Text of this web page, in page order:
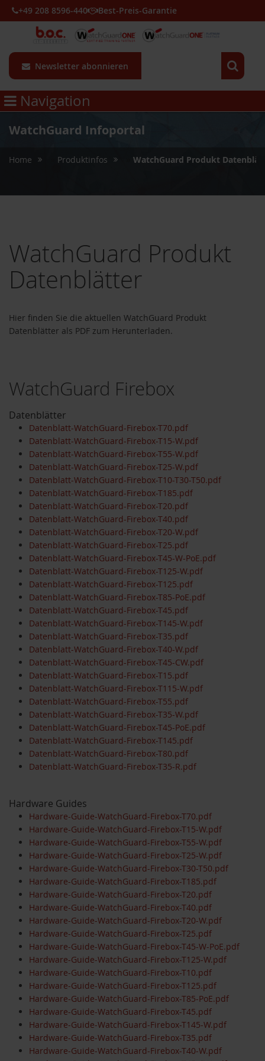
Newsletter abonnieren
+49 208 8596-440 Best-Preis-Garantie
Navigation
WatchGuard Infoportal
Home Produktinfos WatchGuard Produkt
WatchGuard Produkt
Datenblätter
Hier finden Sie die aktuellen WatchGuard Produkt
Datenblätter als PDF zum Herunterladen.
WatchGuard Firebox
Datenblätter
Datenblatt-WatchGuard-Firebox-T70.pdf
Datenblatt-WatchGuard-Firebox-T15-W.pdf
Datenblatt-WatchGuard-Firebox-T55-W.pdf
Datenblatt-WatchGuard-Firebox-T25-W.pdf
Datenblatt-WatchGuard-Firebox-T10-T30-T50.pdf
Datenblatt-WatchGuard-Firebox-T185.pdf
Datenblatt-WatchGuard-Firebox-T20.pdf
Datenblatt-WatchGuard-Firebox-T40.pdf
Datenblatt-WatchGuard-Firebox-T20-W.pdf
Datenblatt-WatchGuard-Firebox-T25.pdf
Datenblatt-WatchGuard-Firebox-T45-W-PoE.pdf
Datenblatt-WatchGuard-Firebox-T125-W.pdf
Datenblatt-WatchGuard-Firebox-T125.pdf
Datenblatt-WatchGuard-Firebox-T85-PoE.pdf
Datenblatt-WatchGuard-Firebox-T45.pdf
Datenblatt-WatchGuard-Firebox-T145-W.pdf
Datenblatt-WatchGuard-Firebox-T35.pdf
Datenblatt-WatchGuard-Firebox-T40-W.pdf
Datenblatt-WatchGuard-Firebox-T45-CW.pdf
Datenblatt-WatchGuard-Firebox-T15.pdf
Datenblatt-WatchGuard-Firebox-T115-W.pdf
Datenblatt-WatchGuard-Firebox-T55.pdf
Datenblatt-WatchGuard-Firebox-T35-W.pdf
Datenblatt-WatchGuard-Firebox-T45-PoE.pdf
Datenblatt-WatchGuard-Firebox-T145.pdf
Datenblatt-WatchGuard-Firebox-T80.pdf
Datenblatt-WatchGuard-Firebox-T35-R.pdf
Hardware Guides
Hardware-Guide-WatchGuard-Firebox-T70.pdf
Hardware-Guide-WatchGuard-Firebox-T15-W.pdf
Hardware-Guide-WatchGuard-Firebox-T55-W.pdf
Hardware-Guide-WatchGuard-Firebox-T25-W.pdf
Hardware-Guide-WatchGuard-Firebox-T30-T50.pdf
Hardware-Guide-WatchGuard-Firebox-T185.pdf
Hardware-Guide-WatchGuard-Firebox-T20.pdf
Hardware-Guide-WatchGuard-Firebox-T40.pdf
Hardware-Guide-WatchGuard-Firebox-T20-W.pdf
Hardware-Guide-WatchGuard-Firebox-T25.pdf
Hardware-Guide-WatchGuard-Firebox-T45-W-PoE.pdf
Hardware-Guide-WatchGuard-Firebox-T125-W.pdf
Hardware-Guide-WatchGuard-Firebox-T10.pdf
Hardware-Guide-WatchGuard-Firebox-T125.pdf
Hardware-Guide-WatchGuard-Firebox-T85-PoE.pdf
Hardware-Guide-WatchGuard-Firebox-T45.pdf
Hardware-Guide-WatchGuard-Firebox-T145-W.pdf
Hardware-Guide-WatchGuard-Firebox-T35.pdf
Hardware-Guide-WatchGuard-Firebox-T40-W.pdf